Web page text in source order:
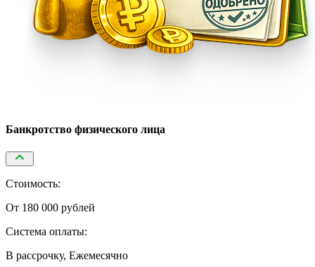
Банкротство физического лица
Стоимость:
От 180 000 рублей
Система оплаты:
В рассрочку, Ежемесячно